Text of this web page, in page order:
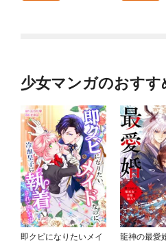
少女マンガのおすす
即クビになりたいメイ
龍神の最愛